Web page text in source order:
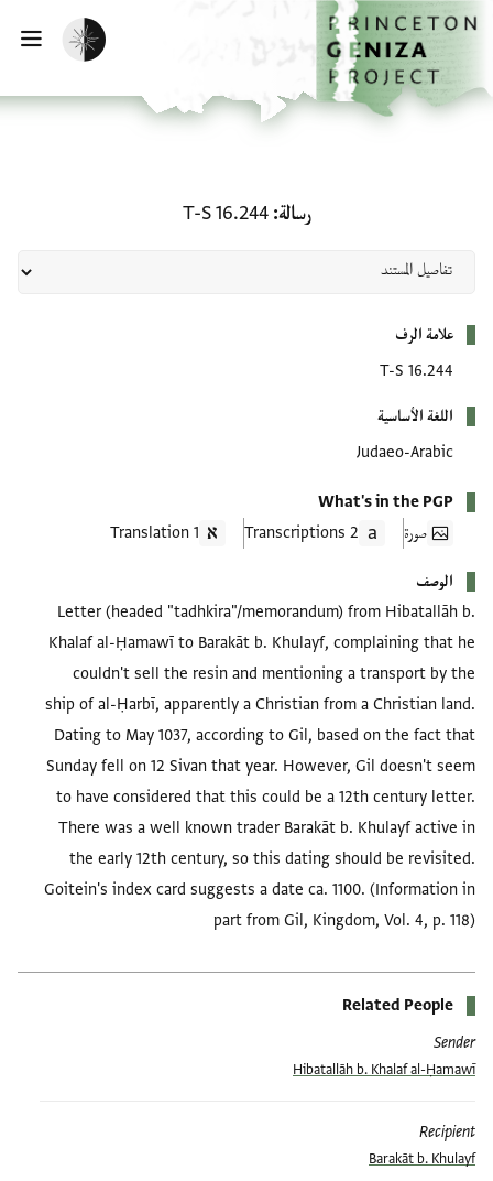
إلى المحتوى الرئيسي
الرئيسية
تفعيل الوضع المظلم
رسالة T-S 16.244
علامة الرف
T-S 16.244
اللغة الأساسية
Judaeo-Arabic
What's in the PGP
صورة
2 Transcriptions
1 Translation
الوصف
Letter (headed "tadhkira"/memorandum) from Hibatallāh b.
Khalaf al-Ḥamawī to Barakāt b. Khulayf, complaining that he
couldn't sell the resin and mentioning a transport by the
ship of al-Ḥarbī, apparently a Christian from a Christian land.
Dating to May 1037, according to Gil, based on the fact that
Sunday fell on 12 Sivan that year. However, Gil doesn't seem
to have considered that this could be a 12th century letter.
There was a well known trader Barakāt b. Khulayf active in
the early 12th century, so this dating should be revisited.
Goitein's index card suggests a date ca. 1100. (Information in
part from Gil, Kingdom, Vol. 4, p. 118)
Related People
Sender
Hibatallāh b. Khalaf al-Ḥamawī
Recipient
Barakāt b. Khulayf